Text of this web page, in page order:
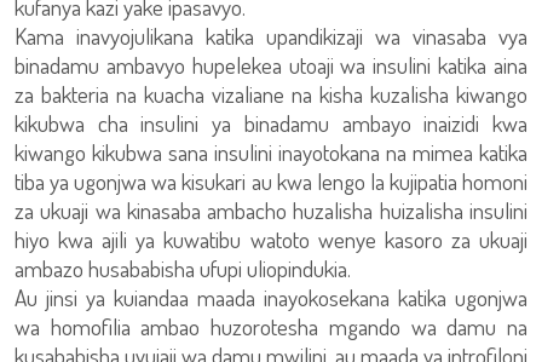
kufanya kazi yake ipasavyo.
Kama inavyojulikana katika upandikizaji wa vinasaba vya
binadamu ambavyo hupelekea utoaji wa insulini katika aina
za bakteria na kuacha vizaliane na kisha kuzalisha kiwango
kikubwa cha insulini ya binadamu ambayo inaizidi kwa
kiwango kikubwa sana insulini inayotokana na mimea katika
tiba ya ugonjwa wa kisukari au kwa lengo la kujipatia homoni
za ukuaji wa kinasaba ambacho huzalisha huizalisha insulini
hiyo kwa ajili ya kuwatibu watoto wenye kasoro za ukuaji
ambazo husababisha ufupi uliopindukia.
Au jinsi ya kuiandaa maada inayokosekana katika ugonjwa
wa homofilia ambao huzorotesha mgando wa damu na
kusababisha uvujaji wa damu mwilini, au maada ya introfiloni